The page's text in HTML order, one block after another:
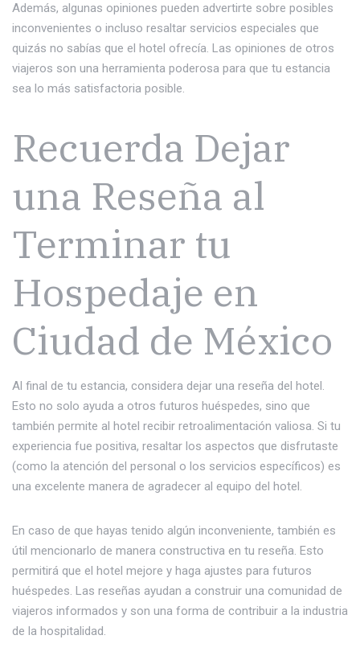
Además, algunas opiniones pueden advertirte sobre posibles
inconvenientes o incluso resaltar servicios especiales que
quizás no sabías que el hotel ofrecía. Las opiniones de otros
viajeros son una herramienta poderosa para que tu estancia
sea lo más satisfactoria posible.
Recuerda Dejar
una Reseña al
Terminar tu
Hospedaje en
Ciudad de México
Al final de tu estancia, considera dejar una reseña del hotel.
Esto no solo ayuda a otros futuros huéspedes, sino que
también permite al hotel recibir retroalimentación valiosa. Si tu
experiencia fue positiva, resaltar los aspectos que disfrutaste
(como la atención del personal o los servicios específicos) es
una excelente manera de agradecer al equipo del hotel.
En caso de que hayas tenido algún inconveniente, también es
útil mencionarlo de manera constructiva en tu reseña. Esto
permitirá que el hotel mejore y haga ajustes para futuros
huéspedes. Las reseñas ayudan a construir una comunidad de
viajeros informados y son una forma de contribuir a la industria
de la hospitalidad.